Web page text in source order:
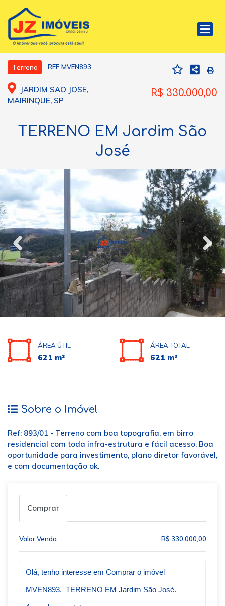
Terreno REF MVEN893
JARDIM SAO JOSE,
MAIRINQUE, SP
R$ 330.000,00
TERRENO EM Jardim São
José
ÁREA ÚTIL
621 m²
ÁREA TOTAL
621 m²
Sobre o Imóvel
Ref: 893/01 - Terreno com boa topografia, em birro
residencial com toda infra-estrutura e fácil acesso. Boa
oportunidade para investimento, plano diretor favorável,
e com documentação ok.
Comprar
Valor Venda R$ 330.000,00